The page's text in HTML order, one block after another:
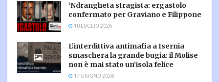
‘Ndrangheta stragista: ergastolo
confermato per Graviano e Filippone
10 LUGLIO 2026
L’interdittiva antimafia a Isernia
smaschera la grande bugia: il Molise
non è mai stato un’isola felice
17 GIUGNO 2026